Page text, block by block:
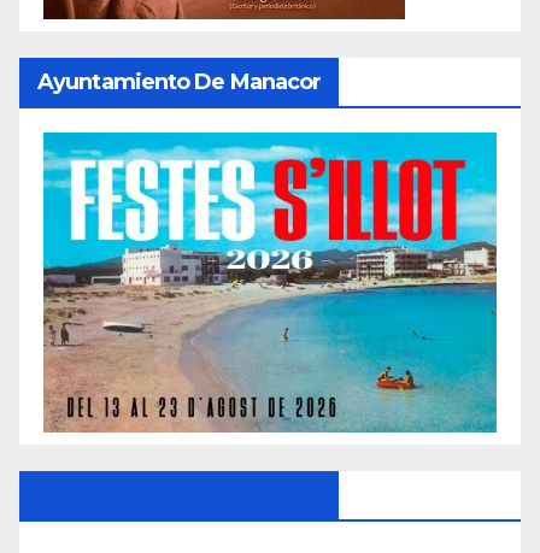
Ayuntamiento De Manacor